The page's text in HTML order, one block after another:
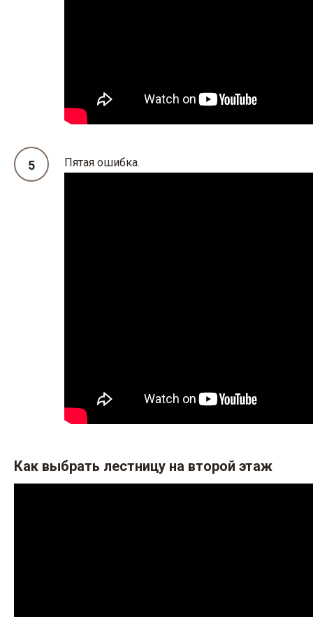
Пятая ошибка.
Как выбрать лестницу на второй этаж